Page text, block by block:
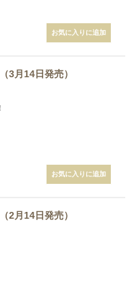
3月14日発売）
2月14日発売）